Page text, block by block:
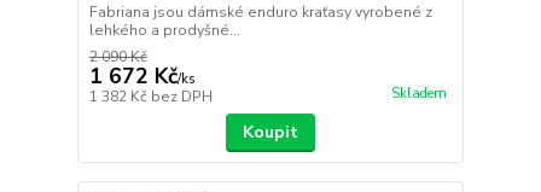
Fabriana jsou dámské enduro kraťasy vyrobené z
lehkého a prodyšné...
2 090 Kč
1 672 Kč/ks
1 382 Kč bez DPH Skladem
Koupit